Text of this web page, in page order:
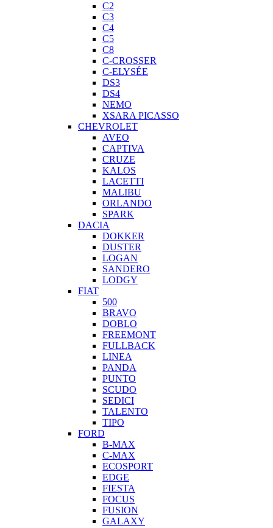
C2
C3
C4
C5
C8
C-CROSSER
C-ELYSÉE
DS3
DS4
NEMO
XSARA PICASSO
CHEVROLET
AVEO
CAPTIVA
CRUZE
KALOS
LACETTI
MALIBU
ORLANDO
SPARK
DACIA
DOKKER
DUSTER
LOGAN
SANDERO
LODGY
FIAT
500
BRAVO
DOBLO
FREEMONT
FULLBACK
LINEA
PANDA
PUNTO
SCUDO
SEDICI
TALENTO
TIPO
FORD
B-MAX
C-MAX
ECOSPORT
EDGE
FIESTA
FOCUS
FUSION
GALAXY